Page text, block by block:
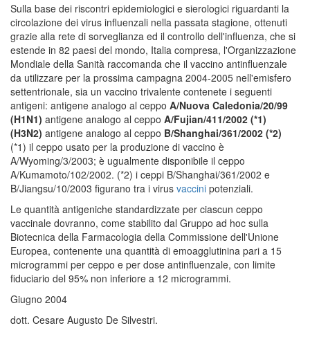
Sulla base dei riscontri epidemiologici e sierologici riguardanti la
circolazione dei virus influenzali nella passata stagione, ottenuti
grazie alla rete di sorveglianza ed il controllo dell'influenza, che si
estende in 82 paesi del mondo, Italia compresa, l'Organizzazione
Mondiale della Sanità raccomanda che il vaccino antinfluenzale
da utilizzare per la prossima campagna 2004-2005 nell'emisfero
settentrionale, sia un vaccino trivalente contenete i seguenti
antigeni: antigene analogo al ceppo A/Nuova Caledonia/20/99
(H1N1) antigene analogo al ceppo A/Fujian/411/2002 (*1)
(H3N2) antigene analogo al ceppo B/Shanghai/361/2002 (*2)
(*1) il ceppo usato per la produzione di vaccino è
A/Wyoming/3/2003; è ugualmente disponibile il ceppo
A/Kumamoto/102/2002. (*2) i ceppi B/Shanghai/361/2002 e
B/Jiangsu/10/2003 figurano tra i virus vaccini potenziali.
Le quantità antigeniche standardizzate per ciascun ceppo
vaccinale dovranno, come stabilito dal Gruppo ad hoc sulla
Biotecnica della Farmacologia della Commissione dell'Unione
Europea, contenente una quantità di emoagglutinina pari a 15
microgrammi per ceppo e per dose antinfluenzale, con limite
fiduciario del 95% non inferiore a 12 microgrammi.
Giugno 2004
dott. Cesare Augusto De Silvestri.